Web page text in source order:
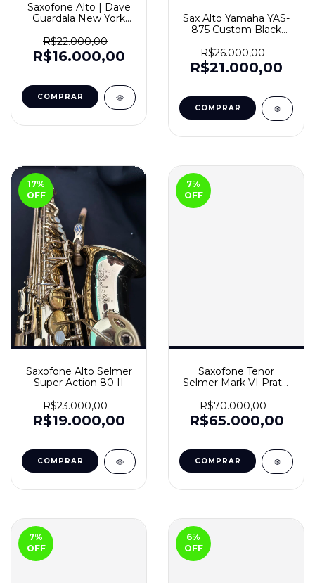
Saxofone Alto | Dave
Guardala New York
Model DG500BS.
Made in Germany.
R$22.000,00
R$16.000,00
Sax Alto Yamaha YAS-
875 Custom Black
R$26.000,00
R$21.000,00
17%
OFF
Saxofone Alto Selmer
Super Action 80 II
R$23.000,00
R$19.000,00
7%
OFF
Saxofone Tenor
Selmer Mark VI Prata,
R$70.000,00
R$65.000,00
7%
OFF
6%
OFF